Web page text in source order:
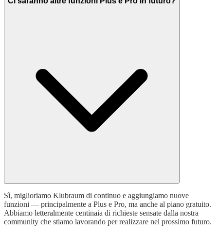
Sì, miglioriamo Klubraum di continuo e aggiungiamo nuove
funzioni — principalmente a Plus e Pro, ma anche al piano gratuito.
Abbiamo letteralmente centinaia di richieste sensate dalla nostra
community che stiamo lavorando per realizzare nel prossimo futuro.